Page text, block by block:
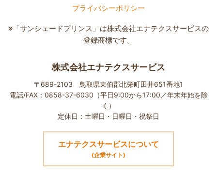
プライバシーポリシー
※「サンシェードプリンス」は株式会社エナテクスサービスの
登録商標です。
株式会社エナテクスサービス
〒689-2103 鳥取県東伯郡北栄町田井651番地1
電話/FAX：0858-37-6030（平日9:00から17:00／年末年始を除
く）
定休日：土曜日・日曜日・祝祭日
エナテクスサービスについて
(企業サイト)